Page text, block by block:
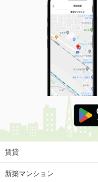
賃貸
新築マンション